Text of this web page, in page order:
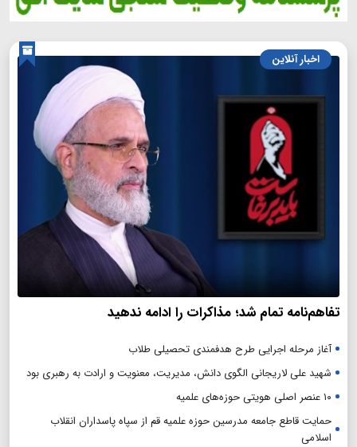
اخبار آنلاین
تفاهم‌نامه تمام شد؛ مذاکرات را ادامه ندهید
آغاز مرحله اجرایی طرح هدفمندی تحصیلی طلاب
شهید علی لاریجانی الگوی دانش، مدیریت، معنویت و ارادت به رهبری بود
۱۰ عنصر اصلی هویتی حوزه‌های علمیه
حمایت قاطع جامعه مدرسین حوزه علمیه قم از سپاه پاسداران انقلاب
اسلامی